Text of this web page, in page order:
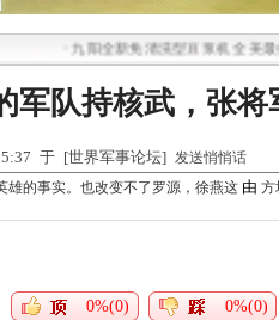
九阳全新免清洗型豆浆机 全美最低
军队持核武，张
于 [世界军事论坛] 发送悄悄话
雄的事实。也改变不了罗源，徐燕这 由 方
0%(0) 0%(0)